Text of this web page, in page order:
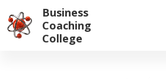
Business
Coaching
College